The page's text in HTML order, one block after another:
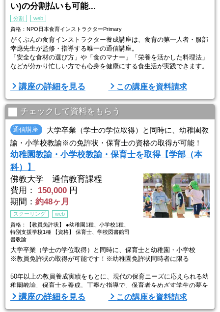
い)の分割払いも可能...
分割
web
資格：NPO日本食育インストラクターPrimary
がくぶんの食育インストラクター養成講座は、食育の第一人者・服部
幸應先生が監修・指導する唯一の通信講座。
「安全な食材の選び方」や「食のマナー」「栄養を活かした料理法」
などが分かり忙しい方でも心身を健康にする食生活が実践できます。
写真・イラスト満載のわかりやすいテキストや、ドラマ仕立てで楽し
く学べるDVD教材で、食育の知識から食育インストラクターとしての
技能まで習得。 ご家庭ですぐに活かせる調理例も満載で、子どもた
ちに正しい食生活を教えたいというお母さんはもちろん、学校や保育
園、病院、福祉施設 ...
講座の詳細を見る この講座を資料請求
チェックして資料をもらう
通信講座
大学卒業（学士の学位取得）と同時に、幼稚園教
諭・小学校教諭※の免許状・保育士の資格の取得が可能！
幼稚園教諭・小学校教諭・保育士を取得【学部（本
科）】
佛教大学 通信教育課程
費用：
150,000 円
期間： 約48ヶ月
スクーリング
web
資格：【教員免許状】 ●幼稚園1種、小学校1種、
特別支援学校1種 【資格】 保育士、学校図書館司
書教諭 ...
大学卒業（学士の学位取得）と同時に、保育士と幼稚園・小学校
※教員免許状の取得が可能です！※幼稚園免許状同時者に限る
50年以上の教員養成実績をもとに、現代の保育ニーズに応えられる幼
稚園教諭、保育士を養成。丁寧な指導で、保育者をめざす学生の夢を
実現します。
講座の詳細を見る この講座を資料請求